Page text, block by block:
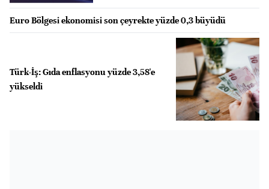
Euro Bölgesi ekonomisi son çeyrekte yüzde 0,3 büyüdü
Türk-İş: Gıda enflasyonu yüzde 3,58'e
yükseldi